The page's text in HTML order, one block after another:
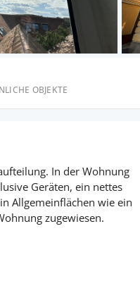
OBJEKTE
In der Wohnung
Geräten, ein nettes
Allgemeinflächen wie ein
zugewiesen.